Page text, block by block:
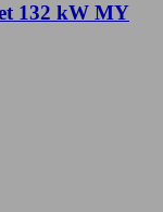
132 kW MY